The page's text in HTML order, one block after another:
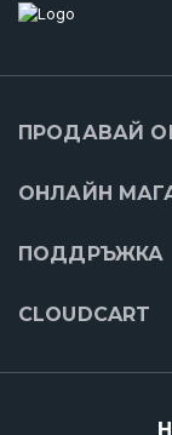
ПРОДАВАЙ
ОНЛАЙН
ПОДДРЪЖКА
CLOUDCART